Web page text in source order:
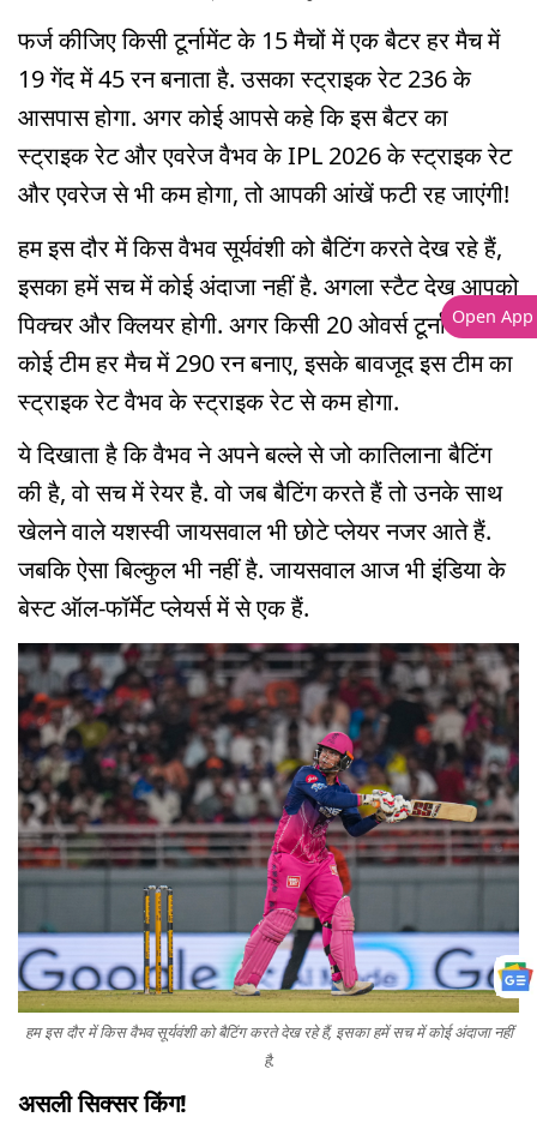
फर्ज कीजिए किसी टूर्नामेंट के 15 मैचों में एक बैटर हर मैच में
19 गेंद में 45 रन बनाता है. उसका स्ट्राइक रेट 236 के
आसपास होगा. अगर कोई आपसे कहे कि इस बैटर का
स्ट्राइक रेट और एवरेज वैभव के IPL 2026 के स्ट्राइक रेट
और एवरेज से भी कम होगा, तो आपकी आंखें फटी रह जाएंगी!
हम इस दौर में किस वैभव सूर्यवंशी को बैटिंग करते देख रहे हैं,
इसका हमें सच में कोई अंदाजा नहीं है. अगला स्टैट देख आपको
पिक्चर और क्लियर होगी. अगर किसी 20 ओवर्स टूर्नामेंट में
कोई टीम हर मैच में 290 रन बनाए, इसके बावजूद इस टीम का
स्ट्राइक रेट वैभव के स्ट्राइक रेट से कम होगा.
ये दिखाता है कि वैभव ने अपने बल्ले से जो कातिलाना बैटिंग
की है, वो सच में रेयर है. वो जब बैटिंग करते हैं तो उनके साथ
खेलने वाले यशस्वी जायसवाल भी छोटे प्लेयर नजर आते हैं.
जबकि ऐसा बिल्कुल भी नहीं है. जायसवाल आज भी इंडिया के
बेस्ट ऑल-फॉर्मेट प्लेयर्स में से एक हैं.
हम इस दौर में किस वैभव सूर्यवंशी को बैटिंग करते देख रहे हैं, इसका हमें सच में कोई अंदाजा नहीं
है.
असली सिक्सर किंग!
Open App